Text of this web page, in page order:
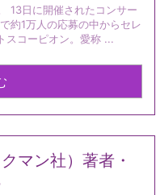
13日に開催されたコンサー
約1万人の応募の中からセレ
スコーピオン。愛称 ...
マン社）著者・